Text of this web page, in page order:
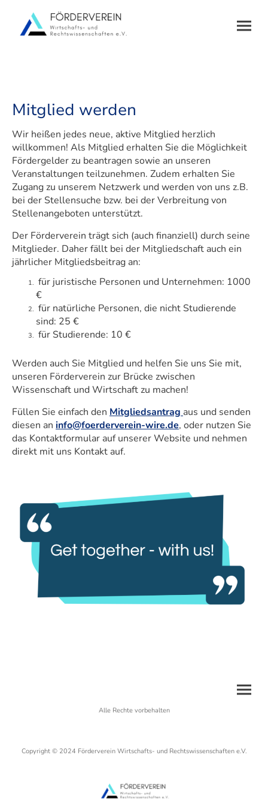
Mitglied werden
Wir heißen jedes neue, aktive Mitglied herzlich
willkommen! Als Mitglied erhalten Sie die Möglichkeit
Fördergelder zu beantragen sowie an unseren
Veranstaltungen teilzunehmen. Zudem erhalten Sie
Zugang zu unserem Netzwerk und werden von uns z.B.
bei der Stellensuche bzw. bei der Verbreitung von
Stellenangeboten unterstützt.
Der Förderverein trägt sich (auch finanziell) durch seine
Mitglieder. Daher fällt bei der Mitgliedschaft auch ein
jährlicher Mitgliedsbeitrag an:
für juristische Personen und Unternehmen: 1000
€
für natürliche Personen, die nicht Studierende
sind: 25 €
für Studierende: 10 €
Werden auch Sie Mitglied und helfen Sie uns Sie mit,
unseren Förderverein zur Brücke zwischen
Wissenschaft und Wirtschaft zu machen!
Füllen Sie einfach den Mitgliedsantrag aus und senden
diesen an info@foerderverein-wire.de, oder nutzen Sie
das Kontaktformular auf unserer Website und nehmen
direkt mit uns Kontakt auf.
Alle Rechte vorbehalten
Copyright © 2024 Förderverein Wirtschafts- und Rechtswissenschaften e.V.